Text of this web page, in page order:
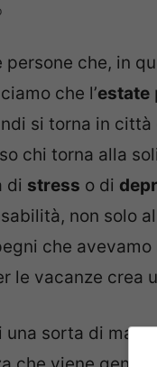
persone che, in
che l’estate
si torna in città
chi torna alla
di stress o di
non solo
che
le vacanze crea
una sorta di